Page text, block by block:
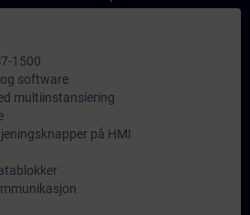
1500
software
multiinstansiering
på HMI